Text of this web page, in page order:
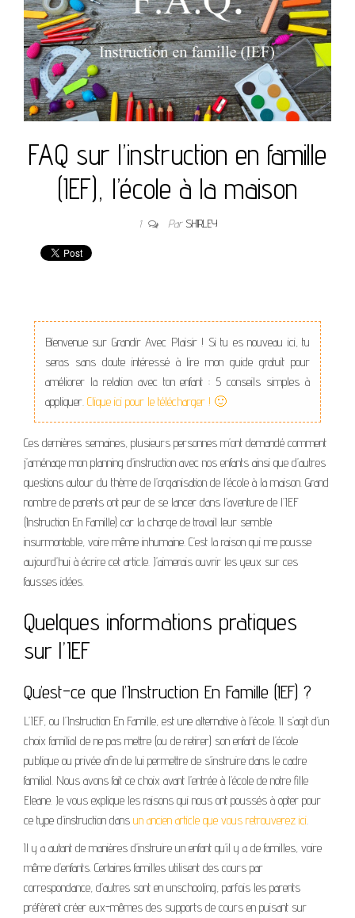
FAQ sur l’instruction en famille
(IEF), l’école à la maison
1 Par SHIRLEY
Bienvenue sur Grandir Avec Plaisir ! Si tu es nouveau ici, tu
seras sans doute intéressé à lire mon guide gratuit pour
améliorer la relation avec ton enfant : 5 conseils simples à
appliquer. Clique ici pour le télécharger ! 🙂
Ces dernières semaines, plusieurs personnes m’ont demandé comment
j’aménage mon planning d’instruction avec nos enfants ainsi que d’autres
questions autour du thème de l’organisation de l’école à la maison. Grand
nombre de parents ont peur de se lancer dans l’aventure de l’IEF
(Instruction En Famille) car la charge de travail leur semble
insurmontable, voire même inhumaine. C’est la raison qui me pousse
aujourd’hui à écrire cet article. J’aimerais ouvrir les yeux sur ces
fausses idées.
Quelques informations pratiques
sur l’IEF
Qu’est-ce que l’Instruction En Famille (IEF) ?
L’IEF, ou l’Instruction En Famille, est une alternative à l’école. Il s’agit d’un
choix familial de ne pas mettre (ou de retirer) son enfant de l’école
publique ou privée afin de lui permettre de s’instruire dans le cadre
familial. Nous avons fait ce choix avant l’entrée à l’école de notre fille
Eleane. Je vous explique les raisons qui nous ont poussés à opter pour
ce type d’instruction dans un ancien article que vous retrouverez ici
Il y a autant de manières d’instruire un enfant qu’il y a de familles, voire
même d’enfants. Certaines familles utilisent des cours par
correspondance, d’autres sont en unschooling, parfois les parents
préfèrent créer eux-mêmes des supports de cours en puisant sur